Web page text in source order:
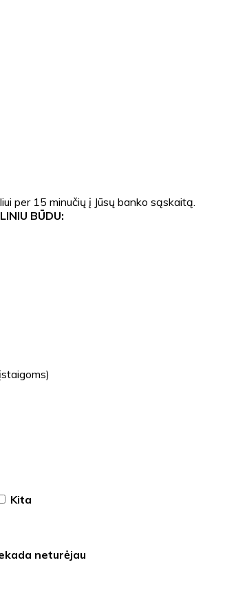
per 15 minučių į Jūsų banko sąskaitą.
BŪDU:
Kita
neturėjau